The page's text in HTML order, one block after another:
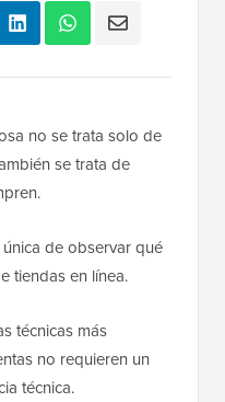
no se trata solo de
se trata de
de observar qué
tiendas en línea.
técnicas más
no requieren un
técnica.